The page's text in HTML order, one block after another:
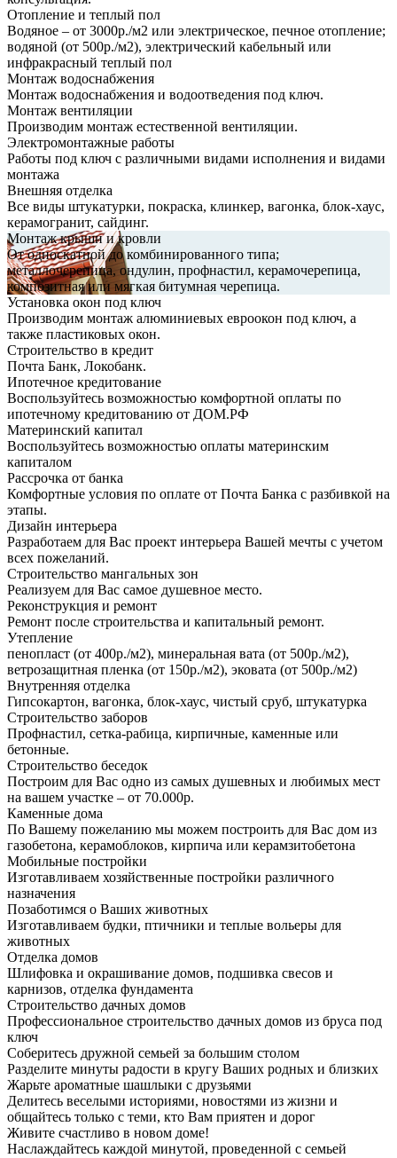
Отопление и теплый пол
Водяное – от 3000р./м2 или электрическое, печное отопление;
водяной (от 500р./м2), электрический кабельный или
инфракрасный теплый пол
Монтаж водоснабжения
Монтаж водоснабжения и водоотведения под ключ.
Монтаж вентиляции
Производим монтаж естественной вентиляции.
Электромонтажные работы
Работы под ключ с различными видами исполнения и видами
монтажа
Внешняя отделка
Все виды штукатурки, покраска, клинкер, вагонка, блок-хаус,
керамогранит, сайдинг.
Монтаж крыши и кровли
От односкатной до комбинированного типа;
металлочерепица, ондулин, профнастил, керамочерепица,
композитная или мягкая битумная черепица.
Установка окон под ключ
Производим монтаж алюминиевых евроокон под ключ, а
также пластиковых окон.
Строительство в кредит
Почта Банк, Локобанк.
Ипотечное кредитование
Воспользуйтесь возможностью комфортной оплаты по
ипотечному кредитованию от ДОМ.РФ
Материнский капитал
Воспользуйтесь возможностью оплаты материнским
капиталом
Рассрочка от банка
Комфортные условия по оплате от Почта Банка с разбивкой на
этапы.
Дизайн интерьера
Разработаем для Вас проект интерьера Вашей мечты с учетом
всех пожеланий.
Строительство мангальных зон
Реализуем для Вас самое душевное место.
Реконструкция и ремонт
Ремонт после строительства и капитальный ремонт.
Утепление
пенопласт (от 400р./м2), минеральная вата (от 500р./м2),
ветрозащитная пленка (от 150р./м2), эковата (от 500р./м2)
Внутренняя отделка
Гипсокартон, вагонка, блок-хаус, чистый сруб, штукатурка
Строительство заборов
Профнастил, сетка-рабица, кирпичные, каменные или
бетонные.
Строительство беседок
Построим для Вас одно из самых душевных и любимых мест
на вашем участке – от 70.000р.
Каменные дома
По Вашему пожеланию мы можем построить для Вас дом из
газобетона, керамоблоков, кирпича или керамзитобетона
Мобильные постройки
Изготавливаем хозяйственные постройки различного
назначения
Позаботимся о Ваших животных
Изготавливаем будки, птичники и теплые вольеры для
животных
Отделка домов
Шлифовка и окрашивание домов, подшивка свесов и
карнизов, отделка фундамента
Строительство дачных домов
Профессиональное строительство дачных домов из бруса под
ключ
Соберитесь дружной семьей за большим столом
Разделите минуты радости в кругу Ваших родных и близких
Жарьте ароматные шашлыки с друзьями
Делитесь веселыми историями, новостями из жизни и
общайтесь только с теми, кто Вам приятен и дорог
Живите счастливо в новом доме!
Наслаждайтесь каждой минутой, проведенной с семьей